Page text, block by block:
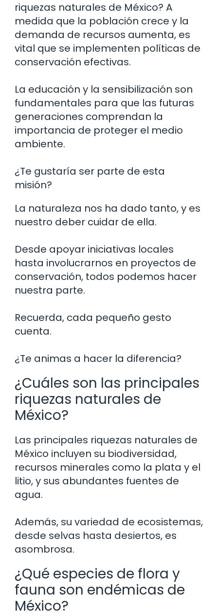
riquezas naturales de México? A
medida que la población crece y la
demanda de recursos aumenta, es
vital que se implementen políticas de
conservación efectivas.
La educación y la sensibilización son
fundamentales para que las futuras
generaciones comprendan la
importancia de proteger el medio
ambiente.
¿Te gustaría ser parte de esta
misión?
La naturaleza nos ha dado tanto, y es
nuestro deber cuidar de ella.
Desde apoyar iniciativas locales
hasta involucrarnos en proyectos de
conservación, todos podemos hacer
nuestra parte.
Recuerda, cada pequeño gesto
cuenta.
¿Te animas a hacer la diferencia?
¿Cuáles son las principales
riquezas naturales de
México?
Las principales riquezas naturales de
México incluyen su biodiversidad,
recursos minerales como la plata y el
litio, y sus abundantes fuentes de
agua.
Además, su variedad de ecosistemas,
desde selvas hasta desiertos, es
asombrosa.
¿Qué especies de flora y
fauna son endémicas de
México?